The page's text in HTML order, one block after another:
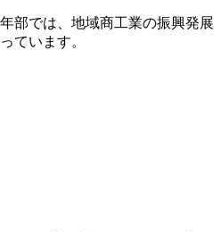
部では、地域商工業の振興発展
ています。